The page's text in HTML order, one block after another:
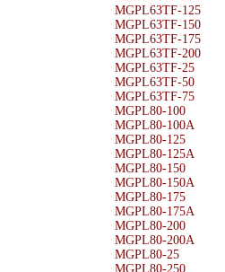
MGPL63TF-125
MGPL63TF-150
MGPL63TF-175
MGPL63TF-200
MGPL63TF-25
MGPL63TF-50
MGPL63TF-75
MGPL80-100
MGPL80-100A
MGPL80-125
MGPL80-125A
MGPL80-150
MGPL80-150A
MGPL80-175
MGPL80-175A
MGPL80-200
MGPL80-200A
MGPL80-25
MGPL80-250